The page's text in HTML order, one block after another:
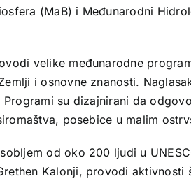
(MaB) i Međunarodni
velike međunarodne
i osnovne znanosti.
su dizajnirani da
posebice u malim
od oko 200 ljudi u
Kalonji, provodi